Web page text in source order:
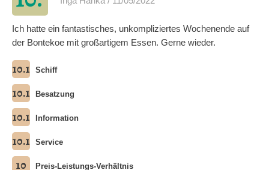
Ich hatte ein fantastisches, unkompliziertes Wochenende auf
der Bontekoe mit großartigem Essen. Gerne wieder.
10.1 Schiff
10.1 Besatzung
10.1 Information
10.1 Service
10 Preis-Leistungs-Verhältnis